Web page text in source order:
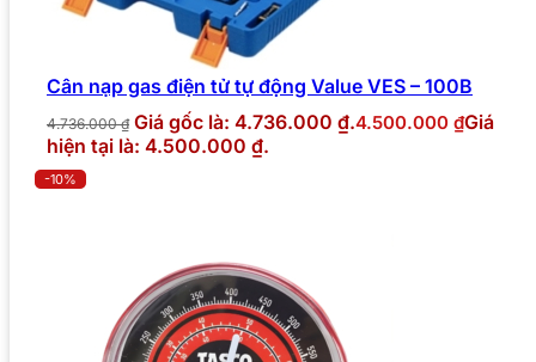
Cân nạp gas điện tử tự động Value VES – 100B
4.736.000₫ Giá gốc là: 4.736.000 ₫.4.500.000 ₫Giá
hiện tại là: 4.500.000 ₫.
-10%